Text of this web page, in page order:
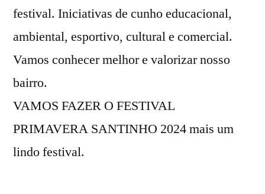
festival. Iniciativas de cunho educacional,
ambiental, esportivo, cultural e comercial.
Vamos conhecer melhor e valorizar nosso
bairro.
VAMOS FAZER O FESTIVAL
PRIMAVERA SANTINHO 2024 mais um
lindo festival.